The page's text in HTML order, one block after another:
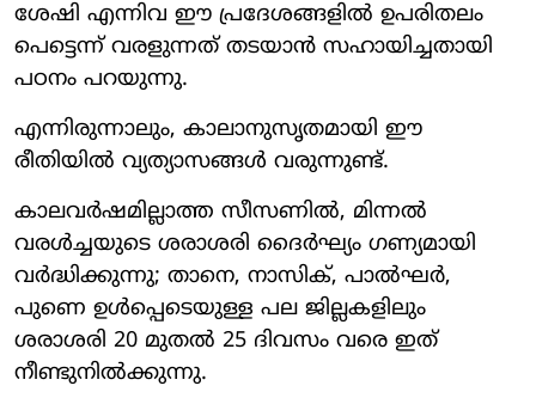
ശേഷി എന്നിവ ഈ പ്രദേശങ്ങളിൽ ഉപരിതലം
പെട്ടെന്ന് വരളുന്നത് തടയാൻ സഹായിച്ചതായി
പഠനം പറയുന്നു.
എന്നിരുന്നാലും, കാലാനുസൃതമായി ഈ
രീതിയിൽ വ്യത്യാസങ്ങൾ വരുന്നുണ്ട്.
കാലവർഷമില്ലാത്ത സീസണിൽ, മിന്നൽ
വരൾച്ചയുടെ ശരാശരി ദൈർഘ്യം ഗണ്യമായി
വർദ്ധിക്കുന്നു; താനെ, നാസിക്, പാൽഘർ,
പുണെ ഉൾപ്പെടെയുള്ള പല ജില്ലകളിലും
ശരാശരി 20 മുതൽ 25 ദിവസം വരെ ഇത്
നീണ്ടുനിൽക്കുന്നു.